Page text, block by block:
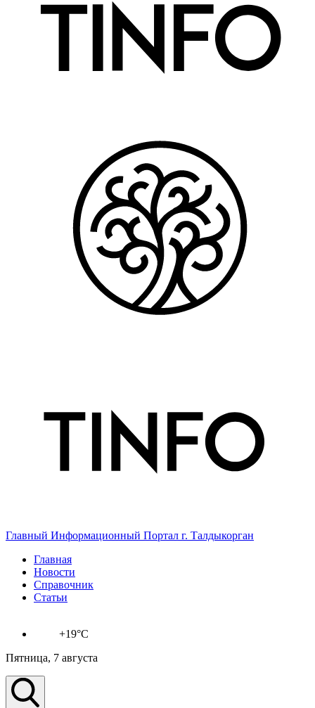
Главный Информационный Портал г. Талдыкорган
Главная
Новости
Справочник
Статьи
+19°C
Пятница, 7 августа